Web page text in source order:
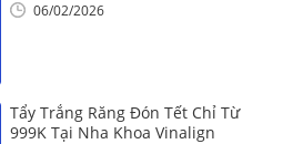
06/02/2026
Tẩy Trắng Răng Đón Tết Chỉ Từ
999K Tại Nha Khoa Vinalign